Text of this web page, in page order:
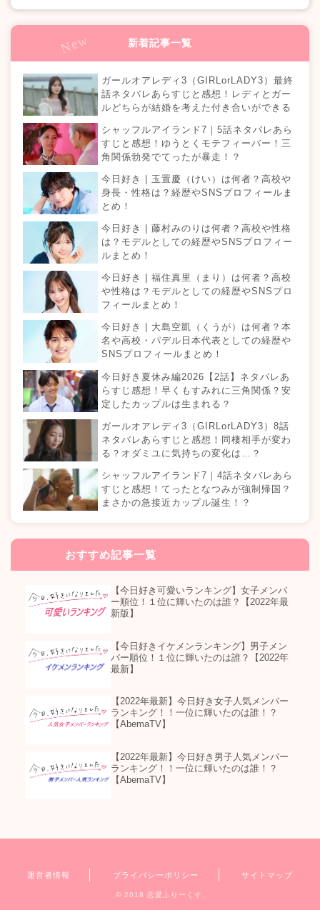
新着記事一覧
ガールオアレディ3（GIRLorLADY3）最終
話ネタバレあらすじと感想！レディとガー
ルどちらが結婚を考えた付き合いができる
シャッフルアイランド7｜5話ネタバレあら
すじと感想！ゆうとくモテフィーバー！三
角関係勃発でてったが暴走！？
今日好き | 玉置慶（けい）は何者？高校や
身長・性格は？経歴やSNSプロフィールま
とめ！
今日好き | 藤村みのりは何者？高校や性格
は？モデルとしての経歴やSNSプロフィー
ルまとめ！
今日好き | 福住真里（まり）は何者？高校
や性格は？モデルとしての経歴やSNSプロ
フィールまとめ！
今日好き | 大島空凱（くうが）は何者？本
名や高校・パデル日本代表としての経歴や
SNSプロフィールまとめ！
今日好き夏休み編2026【2話】ネタバレあ
らすじ感想！早くもすみれに三角関係？安
定したカップルは生まれる？
ガールオアレディ3（GIRLorLADY3）8話
ネタバレあらすじと感想！同棲相手が変わ
る？オダミユに気持ちの変化は…？
シャッフルアイランド7｜4話ネタバレあら
すじと感想！てったとなつみが強制帰国？
まさかの急接近カップル誕生！？
おすすめ記事一覧
【今日好き可愛いランキング】女子メンバ
ー順位！１位に輝いたのは誰？【2022年最
新版】
【今日好きイケメンランキング】男子メン
バー順位！１位に輝いたのは誰？【2022年
最新】
【2022年最新】今日好き女子人気メンバー
ランキング！！一位に輝いたのは誰！？
【AbemaTV】
【2022年最新】今日好き男子人気メンバー
ランキング！！一位に輝いたのは誰！？
【AbemaTV】
運営者情報 プライバシーポリシー サイトマップ
© 2018 恋愛ふりーくす.